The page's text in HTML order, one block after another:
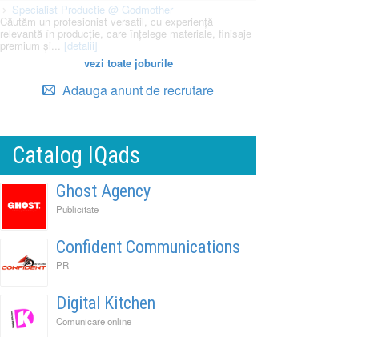
Specialist Productie @ Godmother
Căutăm un profesionist versatil, cu experiență
relevantă în producție, care înțelege materiale, finisaje
premium și... [detalii]
vezi toate joburile
Adauga anunt de recrutare
Catalog IQads
Ghost Agency
Publicitate
Confident Communications
PR
Digital Kitchen
Comunicare online